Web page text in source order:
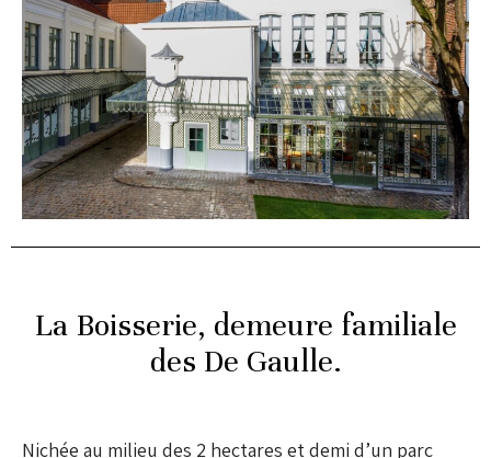
La Boisserie, demeure familiale
des De Gaulle.
Nichée au milieu des 2 hectares et demi d’un parc